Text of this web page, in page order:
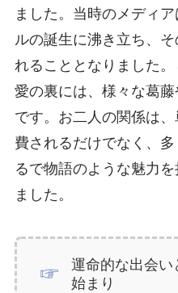
ました。当時のメディ
ルの誕生に沸き立ち、
れることとなりました
愛の裏には、様々な葛
です。お二人の関係は
費されるだけでなく、
るで物語のような魅力
ました。
運命的な出会
始まり